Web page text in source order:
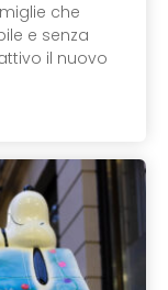
che
e senza
il nuovo